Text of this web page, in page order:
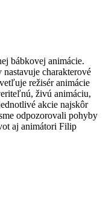
bábkovej animácie.
charakterové
režisér animácie
živú animáciu,
akcie najskôr
odpozorovali pohyby
aj animátori Filip